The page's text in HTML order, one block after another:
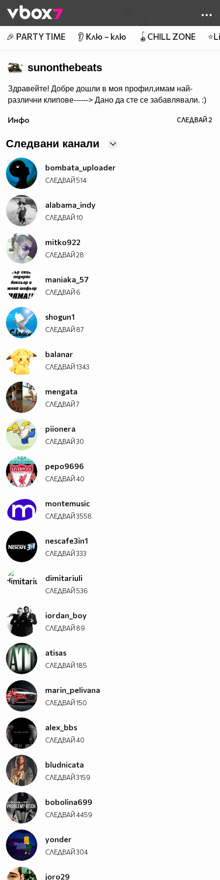
👾
🎉 PARTY TIME 👂 Клю – клю 🪀CHILL ZONE
sunonthebeats
Здравейте! Добре дошли в моя профил,имам най-
различни клипове------> Дано да сте се забавлявали. :)
Инфо СЛЕДВАЙ2
Следвани канали
bombata_uploader
СЛЕДВАЙ514
alabama_indy
СЛЕДВАЙ10
mitko922
СЛЕДВАЙ28
maniaka_57
СЛЕДВАЙ 6
shogun1
СЛЕДВАЙ 87
balanar
СЛЕДВАЙ1343
mengata
СЛЕДВАЙ7
piionera
СЛЕДВАЙ30
pepo9696
СЛЕДВАЙ40
montemusic
СЛЕДВАЙ3558
nescafe3in1
СЛЕДВАЙ333
dimitariuli
СЛЕДВАЙ536
iordan_boy
СЛЕДВАЙ 89
atisas
СЛЕДВАЙ185
marin_pelivana
СЛЕДВАЙ150
alex_bbs
СЛЕДВАЙ40
bludnicata
СЛЕДВАЙ3159
bobolina699
СЛЕДВАЙ4459
yonder
СЛЕДВАЙ304
joro29